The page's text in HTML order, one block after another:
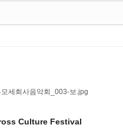
Culture Festival